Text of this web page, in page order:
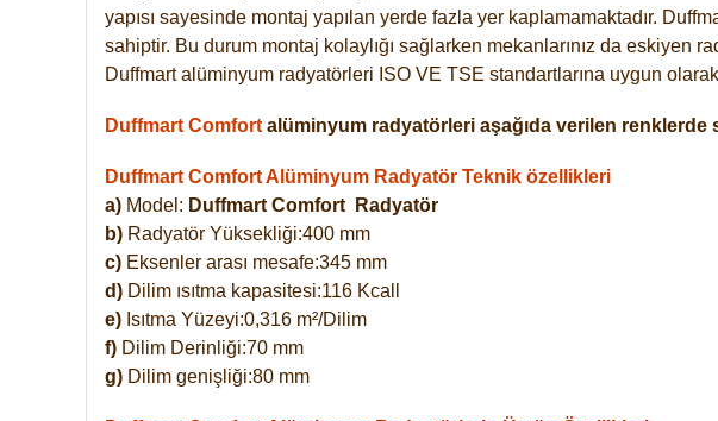
yapısı sayesinde montaj yapılan yerde fazla yer kaplamamaktadır.
sahiptir. Bu durum montaj kolaylığı sağlarken mekanlarınız da
Duffmart alüminyum radyatörleri ISO VE TSE standartlarına uygun
Duffmart Comfort alüminyum radyatörleri aşağıda verilen
Duffmart Comfort Alüminyum Radyatör Teknik özellikleri
a) Model: Duffmart Comfort
Radyatör
b) Radyatör Yüksekliği:400 mm
c) Eksenler arası mesafe:345 mm
d) Dilim ısıtma kapasitesi:116 Kcall
e) Isıtma Yüzeyi:0,316 m²/Dilim
f) Dilim Derinliği:70 mm
g) Dilim genişliği:80 mm